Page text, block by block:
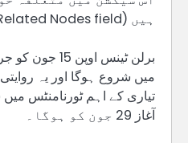
ہیں (Related Nodes field)
برلن ٹینس
میں شروع ہوگا اور یہ
تیاری کے اہم ٹورنامنٹس
آغاز 29 جون کو ہوگا۔